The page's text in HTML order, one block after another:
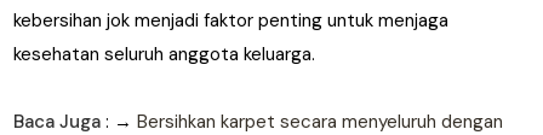
kebersihan jok menjadi faktor penting untuk menjaga
kesehatan seluruh anggota keluarga.
Baca Juga : →Bersihkan karpet secara menyeluruh dengan